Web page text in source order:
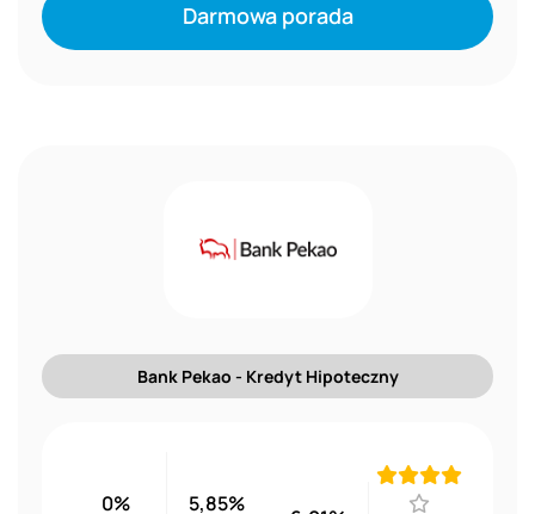
Darmowa porada
Bank Pekao - Kredyt Hipoteczny
0%
5,85%